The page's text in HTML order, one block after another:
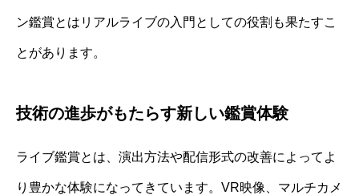
ン鑑賞とはリアルライブの入門としての役割も果たすこ
とがあります。
技術の進歩がもたらす新しい鑑賞体験
ライブ鑑賞とは、演出方法や配信形式の改善によってよ
り豊かな体験になってきています。VR映像、マルチカメ